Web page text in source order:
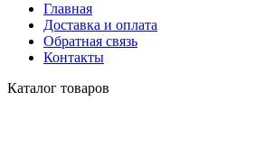
Главная
Доставка и оплата
Обратная связь
Контакты
Каталог товаров